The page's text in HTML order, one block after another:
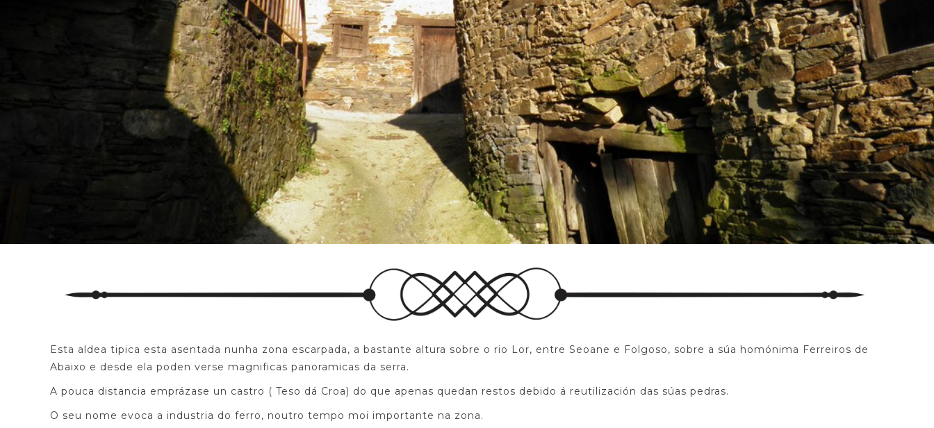
Esta aldea tipica esta asentada nunha zona escarpada, a bastante altura sobre o rio Lor, entre Seoane e Folgoso, sobre a súa homónima Ferreiros de
Abaixo e desde ela poden verse magnificas panoramicas da serra.
A pouca distancia emprázase un castro ( Teso dá Croa) do que apenas quedan restos debido á reutilización das súas pedras.
O seu nome evoca a industria do ferro, noutro tempo moi importante na zona.